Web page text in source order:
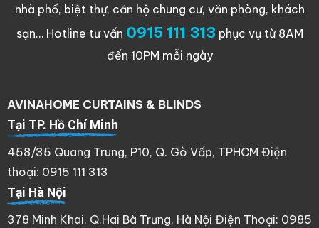
nhà phố, biệt thự, căn hộ chung cư, văn phòng, khách
sạn… Hotline tư vấn 0915 111 313phục vụ từ 8AM
đến 10PM mỗi ngày
AVINAHOME CURTAINS & BLINDS
Tại TP. Hồ Chí Minh
458/35 Quang Trung, P10, Q. Gò Vấp, TPHCM Điện
thoại: 0915 111 313
Tại Hà Nội
378 Minh Khai, Q.Hai Bà Trưng, Hà Nội Điện Thoại: 0985